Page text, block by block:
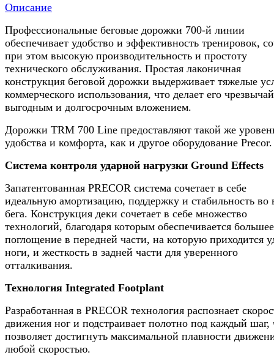
Описание
Профессиональные беговые дорожки 700-й линии
обеспечивает удобство и эффективность тренировок,
при этом высокую производительность и простоту
технического обслуживания. Простая лаконичная
конструкция беговой дорожки выдерживает тяжелые
коммерческого использования, что делает его
выгодным и долгосрочным вложением.
Дорожки TRM 700 Line предоставляют такой же
удобства и комфорта, как и другое оборудование Precor.
Система контроля ударной нагрузки Ground Effects
Запатентованная PRECOR система сочетает в себе
идеальную амортизацию, поддержку и стабильность во
бега. Конструкция деки сочетает в себе множество
технологий, благодаря которым обеспечивается большее
поглощение в передней части, на которую приходится
ноги, и жесткость в задней части для уверенного
отталкивания.
Технология Integrated Footplant­
Разработанная в PRECOR технология распознает
движения ног и подстраивает полотно под каждый шаг,
позволяет достигнуть максимальной плавности
любой скоростью.